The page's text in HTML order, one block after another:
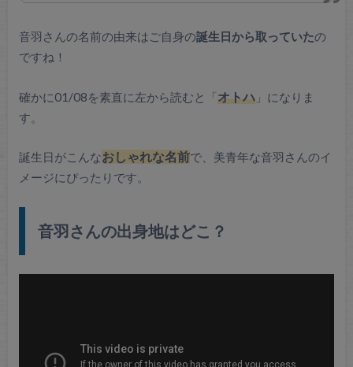
音羽さんの名前の由来はご自身の誕生日から取っていたの
ですね！
確かに01/08を素直に左から読むと「オトハ」になりま
す。
誕生日がこんなおしゃれな名前で、美青年な音羽さんのイ
メージにぴったりです。
音羽さんの出身地はどこ？